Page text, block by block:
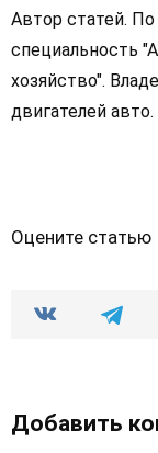
Автор статей.
специальность
хозяйство".
двигателей авто.
Оцените статью
Добавить